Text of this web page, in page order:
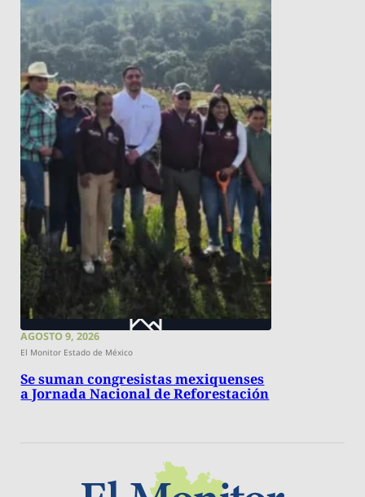
AGOSTO 9, 2026
El Monitor Estado de México
Se suman congresistas mexiquenses
a Jornada Nacional de Reforestación